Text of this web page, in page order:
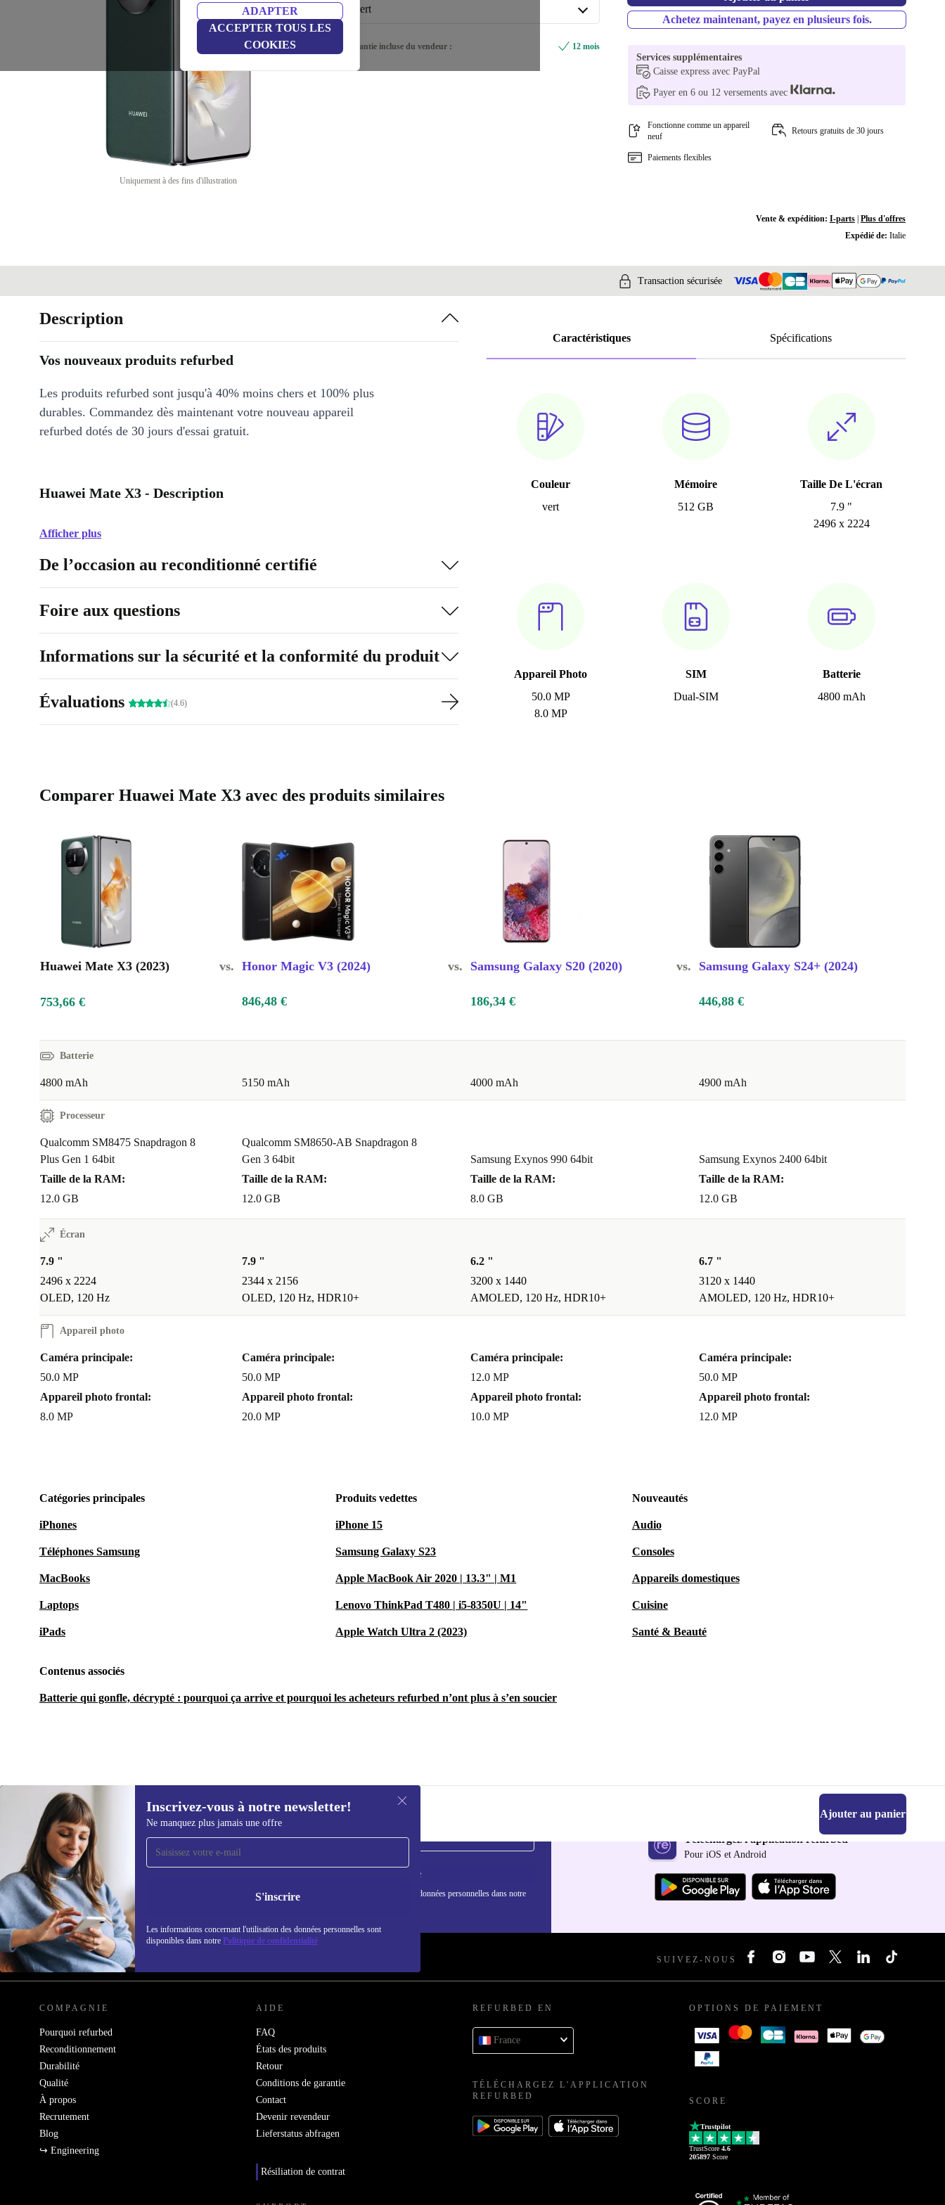
ADAPTER
ACCEPTER TOUS LES
COOKIES
Uniquement à des fins d'illustration
vert
Garantie incluse du vendeur : 12 mois
Achetez maintenant, payez en plusieurs fois.
Services supplémentaires
Caisse express avec PayPal
Payer en 6 ou 12 versements avec
Fonctionne comme un appareil
neuf
Retours gratuits de 30 jours
Paiements flexibles
Vente & expédition: I-parts| Plus d'offres
Expédié de: Italie
Transaction sécurisée
Caractéristiques Spécifications
Couleur
vert
Mémoire
512 GB
Taille De L'écran
7.9 "
2496 x 2224
Appareil Photo
50.0 MP
8.0 MP
SIM
Dual-SIM
Batterie
4800 mAh
Description
Vos nouveaux produits refurbed
Les produits refurbed sont jusqu'à 40% moins chers et 100% plus
durables. Commandez dès maintenant votre nouveau appareil
refurbed dotés de 30 jours d'essai gratuit.
Huawei Mate X3 - Description
Afficher plus
De l’occasion au reconditionné certifié
Foire aux questions
Informations sur la sécurité et la conformité du produit
Évaluations (4.6)
Comparer Huawei Mate X3 avec des produits similaires
Huawei Mate X3 (2023) vs. Honor Magic V3 (2024) vs. Samsung Galaxy S20 (2020) vs. Samsung Galaxy S24+ (2024)
753,66 € 846,48 € 186,34 € 446,88 €
Batterie
4800 mAh 5150 mAh 4000 mAh 4900 mAh
Processeur
Qualcomm SM8475 Snapdragon 8
Plus Gen 1 64bit
Taille de la RAM:
12.0 GB
Qualcomm SM8650-AB Snapdragon 8
Gen 3 64bit
Taille de la RAM:
12.0 GB
Samsung Exynos 990 64bit
Taille de la RAM:
8.0 GB
Samsung Exynos 2400 64bit
Taille de la RAM:
12.0 GB
Écran
7.9 "
2496 x 2224
OLED, 120 Hz
7.9 "
2344 x 2156
OLED, 120 Hz, HDR10+
6.2 "
3200 x 1440
AMOLED, 120 Hz, HDR10+
6.7 "
3120 x 1440
AMOLED, 120 Hz, HDR10+
Appareil photo
Caméra principale:
50.0 MP
Appareil photo frontal:
8.0 MP
Caméra principale:
50.0 MP
Appareil photo frontal:
20.0 MP
Caméra principale:
12.0 MP
Appareil photo frontal:
10.0 MP
Caméra principale:
50.0 MP
Appareil photo frontal:
12.0 MP
Catégories principales
iPhones
Téléphones Samsung
MacBooks
Laptops
iPads
Produits vedettes
iPhone 15
Samsung Galaxy S23
Apple MacBook Air 2020 | 13.3" | M1
Lenovo ThinkPad T480 | i5-8350U | 14"
Apple Watch Ultra 2 (2023)
Nouveautés
Audio
Consoles
Appareils domestiques
Cuisine
Santé & Beauté
Contenus associés
Batterie qui gonfle, décrypté : pourquoi ça arrive et pourquoi les acheteurs refurbed n’ont plus à s’en soucier
753,66 € Ajouter au panier
Inscrivez-vous à notre newsletter!
Ne manquez plus jamais une offre
S'inscrire
Les informations concernant l'utilisation des données personnelles sont
disponibles dans notre Politique de confidentialité
Recevoir offres et infos de
refurbed par mail
Ne manquez plus aucune offre.
S'inscrire
Retrouvez les informations sur l'utilisation des données personnelles dans notre
Téléchargez l'application refurbed
Pour iOS et Android
REFURBED FRANCE - RETHINK NEW. SUIVEZ-NOUS
COMPAGNIE
Pourquoi refurbed
Reconditionnement
Durabilité
Qualité
À propos
Recrutement
Blog
↪ Engineering
AIDE
FAQ
États des produits
Retour
Conditions de garantie
Contact
Devenir revendeur
Lieferstatus abfragen
Résiliation de contrat
REFURBED EN
France
TÉLÉCHARGEZ L'APPLICATION
REFURBED
OPTIONS DE PAIEMENT
SCORE
Trustpilot
TrustScore 4.6
205897 Score